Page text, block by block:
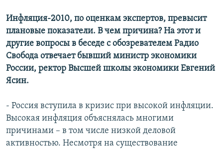
Все сайты РСЕ/РС
Инфляция-2010, по оценкам экспертов, превысит
плановые показатели. В чем причина? На этот и
другие вопросы в беседе с обозревателем Радио
Свобода отвечает бывший министр экономики
России, ректор Высшей школы экономики Евгений
Ясин.
- Россия вступила в кризис при высокой инфляции.
Высокая инфляция объяснялась многими
причинами – в том числе низкой деловой
активностью. Несмотря на существование